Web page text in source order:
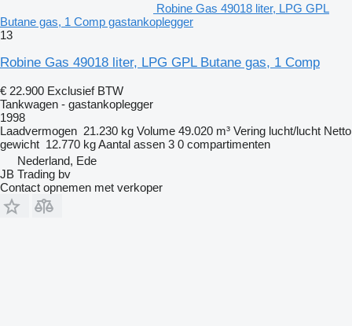
Robine Gas 49018 liter, LPG GPL
Butane gas, 1 Comp gastankoplegger
13
Robine Gas 49018 liter, LPG GPL Butane gas, 1 Comp
€ 22.900 Exclusief BTW
Tankwagen - gastankoplegger
1998
Laadvermogen 21.230 kg Volume 49.020 m³ Vering lucht/lucht Netto
gewicht 12.770 kgAantal assen 3 0 compartimenten
Nederland, Ede
JB Trading bv
Contact opnemen met verkoper